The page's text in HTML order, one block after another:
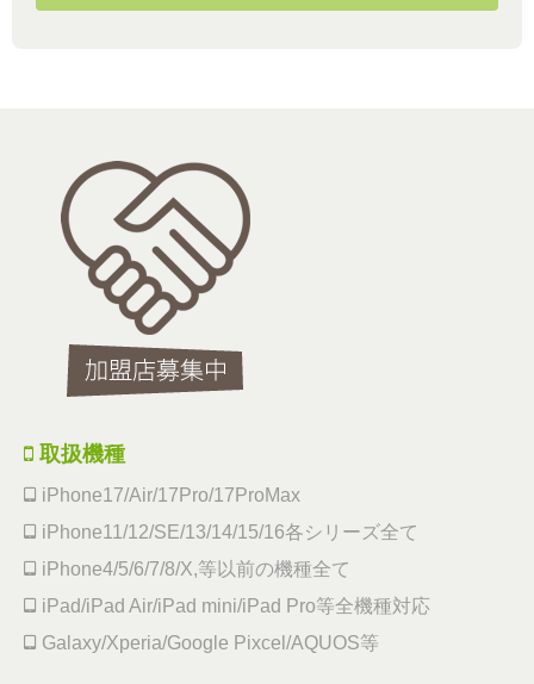
取扱機種
iPhone17/Air/17Pro/17ProMax
iPhone11/12/SE/13/14/15/16各シリーズ全て
iPhone4/5/6/7/8/X,等以前の機種全て
iPad/iPad Air/iPad mini/iPad Pro等全機種対応
Galaxy/Xperia/Google Pixcel/AQUOS等